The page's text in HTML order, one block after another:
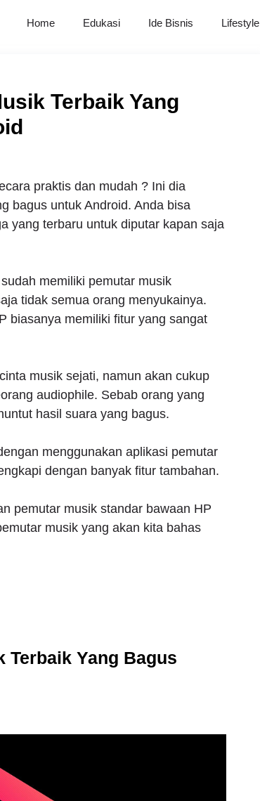
Home Edukasi Ide Bisnis Lifestyle
Terbaik Yang
praktis dan mudah ? Ini dia
bagus untuk Android. Anda bisa
yang terbaru untuk diputar kapan saja
memiliki pemutar musik
tidak semua orang menyukainya.
biasanya memiliki fitur yang sangat
musik sejati, namun akan cukup
audiophile. Sebab orang yang
hasil suara yang bagus.
menggunakan aplikasi pemutar
dengan banyak fitur tambahan.
pemutar musik standar bawaan HP
musik yang akan kita bahas
Terbaik Yang Bagus